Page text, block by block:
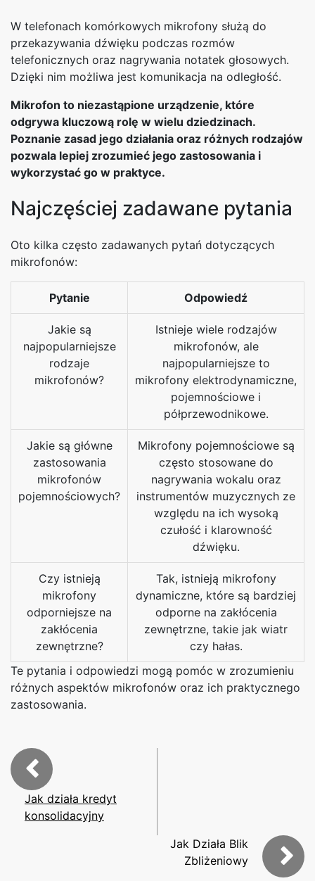
W telefonach komórkowych mikrofony służą do
przekazywania dźwięku podczas rozmów
telefonicznych oraz nagrywania notatek głosowych.
Dzięki nim możliwa jest komunikacja na odległość.
Mikrofon to niezastąpione urządzenie, które
odgrywa kluczową rolę w wielu dziedzinach.
Poznanie zasad jego działania oraz różnych rodzajów
pozwala lepiej zrozumieć jego zastosowania i
wykorzystać go w praktyce.
Najczęściej zadawane pytania
Oto kilka często zadawanych pytań dotyczących
mikrofonów:
Pytanie Odpowiedź
Jakie są
najpopularniejsze
rodzaje
mikrofonów?
Istnieje wiele rodzajów
mikrofonów, ale
najpopularniejsze to
mikrofony elektrodynamiczne,
pojemnościowe i
półprzewodnikowe.
Jakie są główne
zastosowania
mikrofonów
pojemnościowych?
Mikrofony pojemnościowe są
często stosowane do
nagrywania wokalu oraz
instrumentów muzycznych ze
względu na ich wysoką
czułość i klarowność
dźwięku.
Czy istnieją
mikrofony
odporniejsze na
zakłócenia
zewnętrzne?
Tak, istnieją mikrofony
dynamiczne, które są bardziej
odporne na zakłócenia
zewnętrzne, takie jak wiatr
czy hałas.
Te pytania i odpowiedzi mogą pomóc w zrozumieniu
różnych aspektów mikrofonów oraz ich praktycznego
zastosowania.
Jak działa kredyt
konsolidacyjny
Jak Działa Blik
Zbliżeniowy